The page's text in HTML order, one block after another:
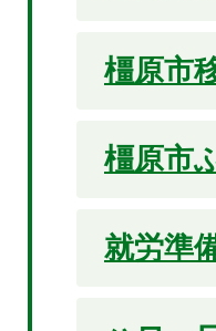
橿原市
橿原市
就労準